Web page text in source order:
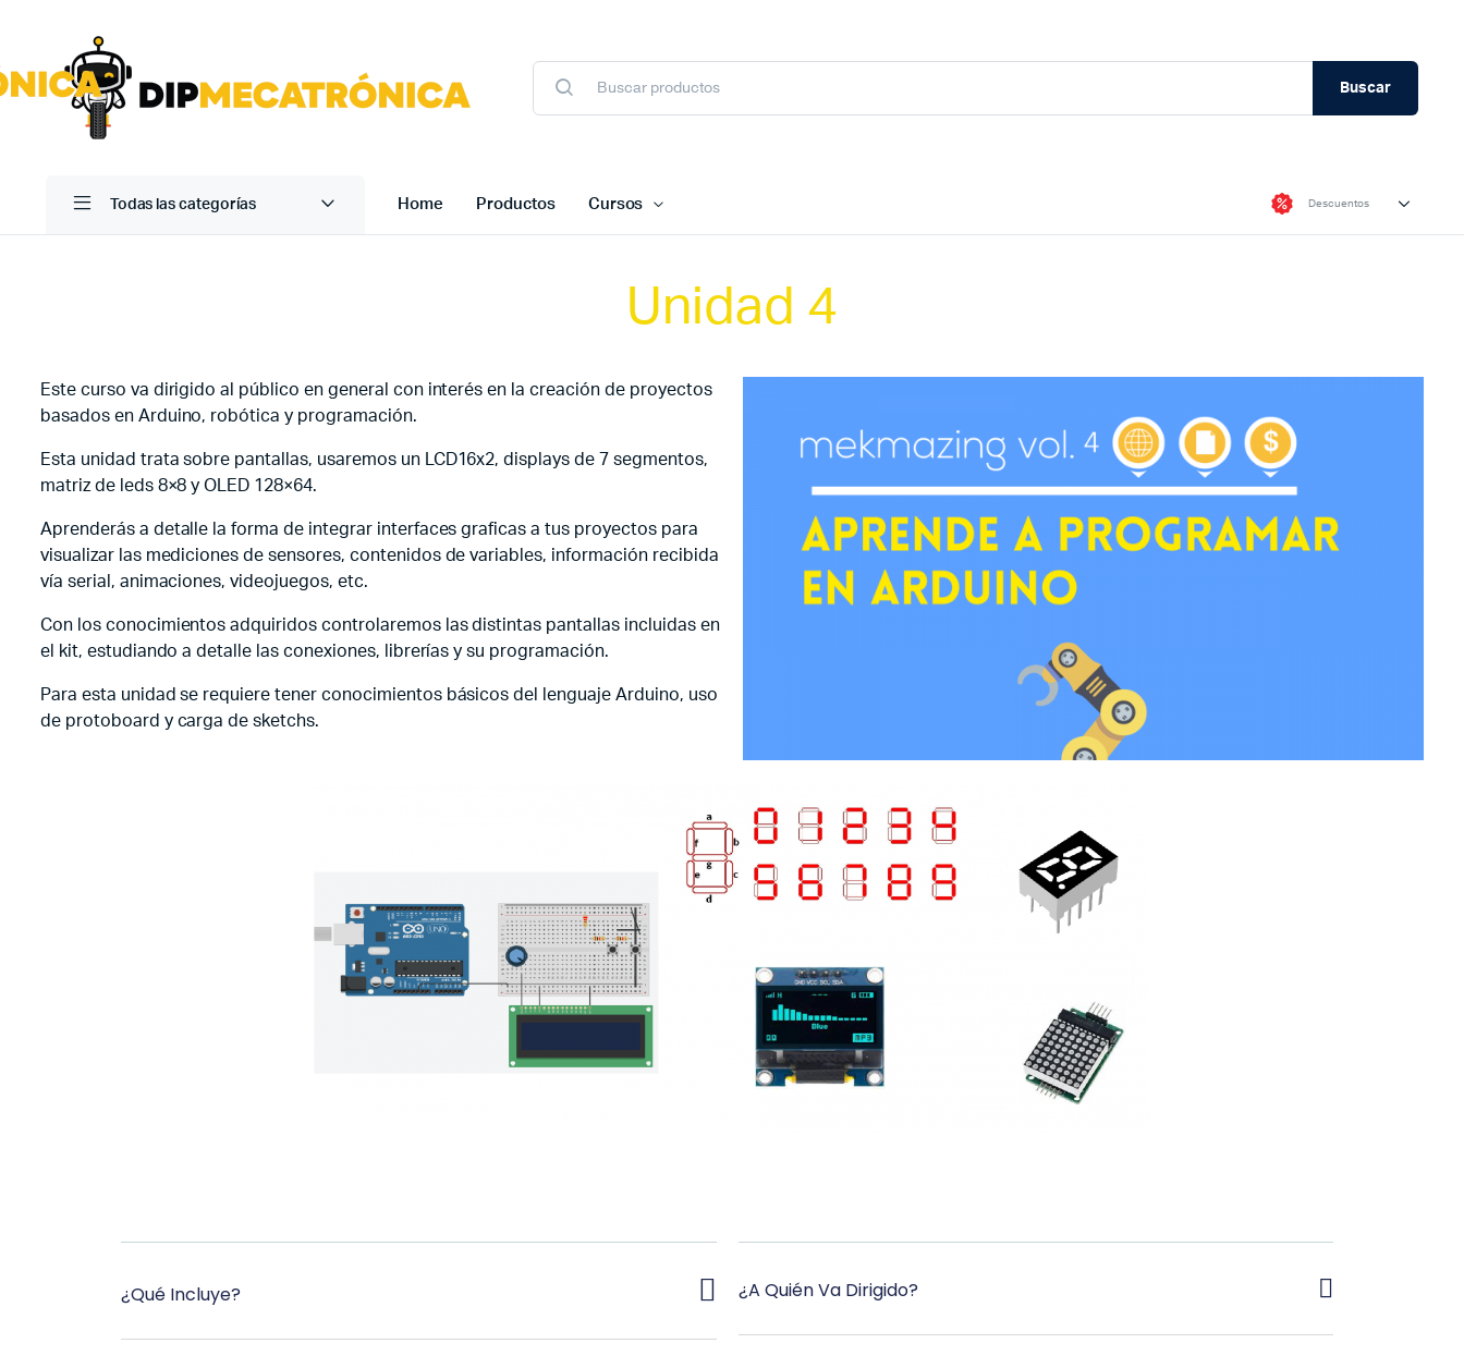
Buscar
Todas las categorías Home Productos Cursos Descuentos
Unidad 4
Este curso va dirigido al público en general con interés en la creación de proyectos
basados en Arduino, robótica y programación.
Esta unidad trata sobre pantallas, usaremos un LCD16x2, displays de 7 segmentos,
matriz de leds 8×8 y OLED 128×64.
Aprenderás a detalle la forma de integrar interfaces graficas a tus proyectos para
visualizar las mediciones de sensores, contenidos de variables, información recibida
vía serial, animaciones, videojuegos, etc.
Con los conocimientos adquiridos controlaremos las distintas pantallas incluidas en
el kit, estudiando a detalle las conexiones, librerías y su programación.
Para esta unidad se requiere tener conocimientos básicos del lenguaje Arduino, uso
de protoboard y carga de sketchs.
¿Qué Incluye? ¿A Quién Va Dirigido?